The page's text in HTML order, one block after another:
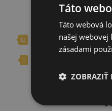
12
11
a
Táto
Táto webová
našej webovej
zásadami
ZOBRAZIŤ